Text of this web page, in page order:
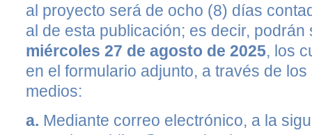
al proyecto será de ocho (8) días
al de esta publicación; es decir,
miércoles 27 de agosto de 2025, los
en el formulario adjunto, a través de
medios:
a. Mediante correo electrónico, a la